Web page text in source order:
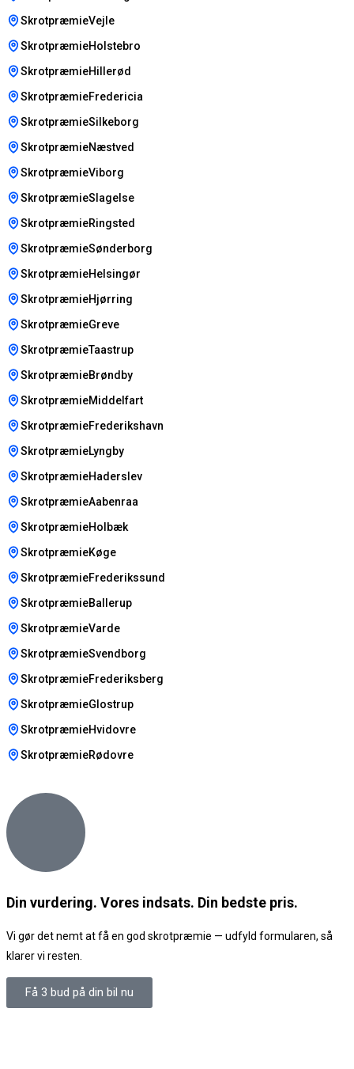
SkrotpræmieVejle
SkrotpræmieHolstebro
SkrotpræmieHillerød
SkrotpræmieFredericia
SkrotpræmieSilkeborg
SkrotpræmieNæstved
SkrotpræmieViborg
SkrotpræmieSlagelse
SkrotpræmieRingsted
SkrotpræmieSønderborg
SkrotpræmieHelsingør
SkrotpræmieHjørring
SkrotpræmieGreve
SkrotpræmieTaastrup
SkrotpræmieBrøndby
SkrotpræmieMiddelfart
SkrotpræmieFrederikshavn
SkrotpræmieLyngby
SkrotpræmieHaderslev
SkrotpræmieAabenraa
SkrotpræmieHolbæk
SkrotpræmieKøge
SkrotpræmieFrederikssund
SkrotpræmieBallerup
SkrotpræmieVarde
SkrotpræmieSvendborg
SkrotpræmieFrederiksberg
SkrotpræmieGlostrup
SkrotpræmieHvidovre
SkrotpræmieRødovre
Din vurdering. Vores indsats. Din bedste pris.
Vi gør det nemt at få en god skrotpræmie — udfyld formularen, så
klarer vi resten.
Få 3 bud på din bil nu